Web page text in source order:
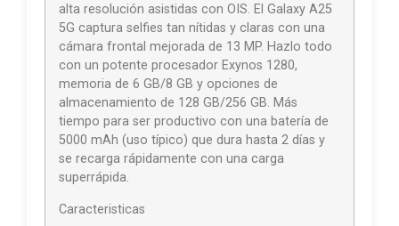
alta resolución asistidas con OIS. El Galaxy A25
5G captura selfies tan nítidas y claras con una
cámara frontal mejorada de 13 MP. Hazlo todo
con un potente procesador Exynos 1280,
memoria de 6 GB/8 GB y opciones de
almacenamiento de 128 GB/256 GB. Más
tiempo para ser productivo con una batería de
5000 mAh (uso típico) que dura hasta 2 días y
se recarga rápidamente con una carga
superrápida.
Caracteristicas